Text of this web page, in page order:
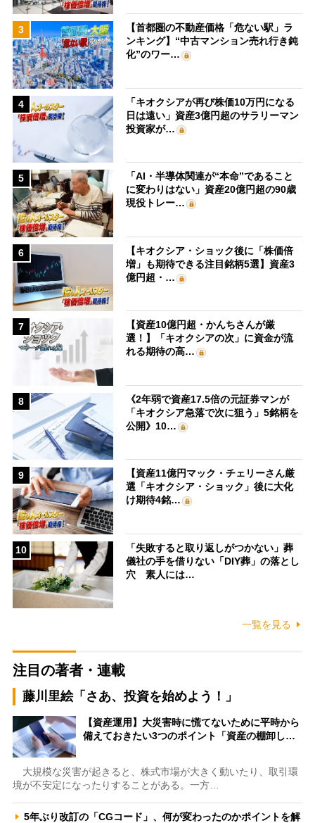
3
【首都圏の不動産価格「危ない駅」ラ
ンキング】“中古マンション売れ行き鈍
化”のワー…
4
「キオクシアが再び株価10万円になる
日は遠い」資産3億円超のサラリーマン
投資家が…
5
「AI・半導体関連が“本命”であること
に変わりはない」資産20億円超の90歳
現役トレー…
6
【キオクシア・ショック後に「株価倍
増」も期待できる注目銘柄5選】資産3
億円超・…
7
【資産10億円超・かんちさんが厳
選！】「キオクシアの次」に資金が流
れる期待の高…
8
《2年弱で資産17.5倍の元証券マンが
「キオクシア急落で次に狙う」5銘柄を
公開》10…
9
【資産11億円マック・チェリーさん厳
選「キオクシア・ショック」後に大化
け期待4銘…
10
「失敗すると取り返しがつかない」葬
儀社の手を借りない「DIY葬」の落とし
穴 素人には…
一覧を見る
注目の著者・連載
藤川里絵「さあ、投資を始めよう！」
【資産運用】大災害時に慌てないために平時から
備えておきたい3つのポイント「資産の棚卸し…
大規模な災害が起きると、株式市場が大きく動いたり、取引環
境が不安定になったりすることがある。一方…
5年ぶり改訂の「CGコード」、何が変わったのかポイントを解